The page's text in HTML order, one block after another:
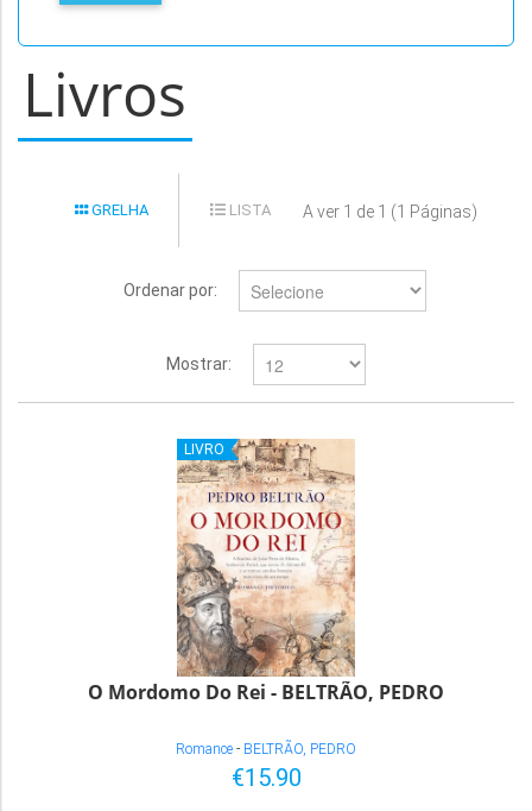
Livros
GRELHA LISTA A ver 1 de 1 (1 Páginas)
Ordenar por:
Mostrar:
LIVRO
O Mordomo Do Rei - BELTRÃO, PEDRO
Romance - BELTRÃO, PEDRO
€15.90